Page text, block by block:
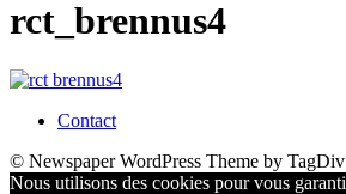
rct_brennus4
Contact
© Newspaper WordPress Theme by TagDiv
Nous utilisons des cookies pour vous